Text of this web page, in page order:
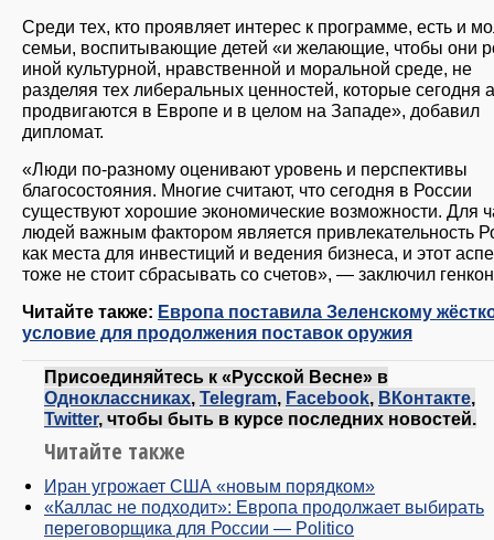
Среди тех, кто проявляет интерес к программе, есть и
семьи, воспитывающие детей «и желающие, чтобы они
иной культурной, нравственной и моральной среде, не
разделяя тех либеральных ценностей, которые сегодня
продвигаются в Европе и в целом на Западе», добавил
дипломат.
«Люди по-разному оценивают уровень и перспективы
благосостояния. Многие считают, что сегодня в России
существуют хорошие экономические возможности. Для
людей важным фактором является привлекательность
как места для инвестиций и ведения бизнеса, и этот
тоже не стоит сбрасывать со счетов», — заключил
Читайте также: Европа поставила Зеленскому
условие для продолжения поставок оружия
Присоединяйтесь к «Русской Весне» в
Одноклассниках, Telegram, Facebook, ВКонтакте,
Twitter, чтобы быть в курсе последних новостей.
Читайте также
Иран угрожает США «новым порядком»
«Каллас не подходит»: Европа продолжает выбирать
переговорщика для России — Politico